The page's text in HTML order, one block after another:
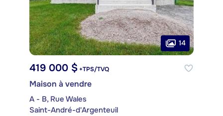
14
419 000 $ +TPS/TVQ
Maison à vendre
A - B, Rue Wales
Saint-André-d'Argenteuil